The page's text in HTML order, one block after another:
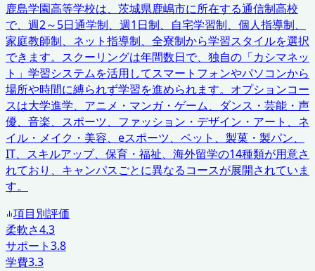
鹿島学園高等学校は、茨城県鹿嶋市に所在する通信制高校
で、週2～5日通学制、週1日制、自宅学習制、個人指導制、
家庭教師制、ネット指導制、全寮制から学習スタイルを選択
できます。スクーリングは年間数日で、独自の「カシマネッ
ト」学習システムを活用してスマートフォンやパソコンから
場所や時間に縛られず学習を進められます。オプションコー
スは大学進学、アニメ・マンガ・ゲーム、ダンス・芸能・声
優、音楽、スポーツ、ファッション・デザイン・アート、ネ
イル・メイク・美容、eスポーツ、ペット、製菓・製パン、
IT、スキルアップ、保育・福祉、海外留学の14種類が用意さ
れており、キャンパスごとに異なるコースが展開されていま
す。
項目別評価
柔軟さ4.3
サポート3.8
学費3.3